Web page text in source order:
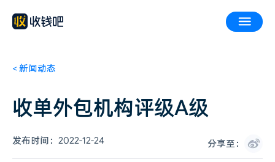
<新闻动态
收单外包机构评级A级
发布时间： 2022-12-24 分享至：